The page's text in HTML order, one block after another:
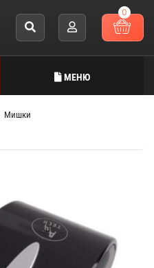
0
МЕНЮ
Мишки